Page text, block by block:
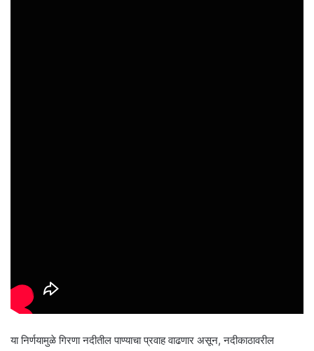
या निर्णयामुळे गिरणा नदीतील पाण्याचा प्रवाह वाढणार असून, नदीकाठावरील